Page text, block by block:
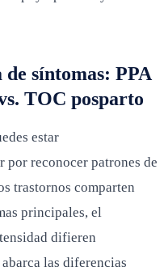
síntomas: PPA
TOC posparto
estar
por reconocer patrones de
trastornos comparten
principales, el
difieren
las diferencias